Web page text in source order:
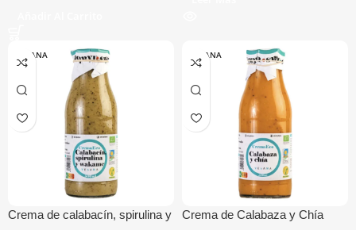
VESANA
Crema de calabacín, spirulina y
VESANA
Crema de Calabaza y Chía